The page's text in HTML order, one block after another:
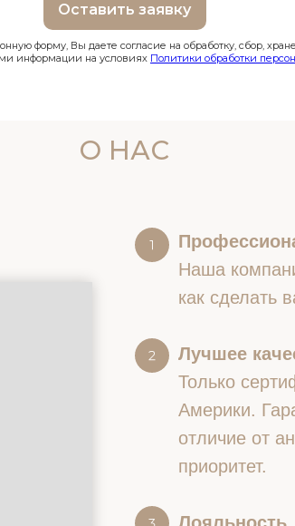
Оставить заявку
форму, Вы даете согласие на обработку, сбор,
информации на условиях Политики обработки
О НАС
Наша
как сделать
Лучшее
Только
Америки.
отличие от
приоритет.